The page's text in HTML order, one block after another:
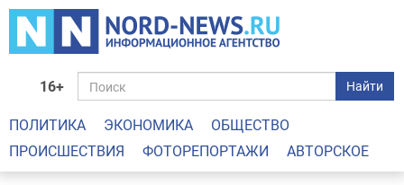
16+ Найти
ПОЛИТИКА ЭКОНОМИКА
ОБЩЕСТВО
ПРОИСШЕСТВИЯ
ФОТОРЕПОРТАЖИ АВТОРСКОЕ